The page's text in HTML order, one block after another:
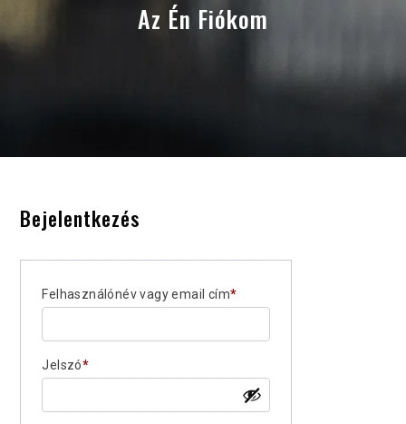
Az Én Fiókom
Bejelentkezés
Felhasználónév vagy email cím*Kívánt
Jelszó*Kívánt